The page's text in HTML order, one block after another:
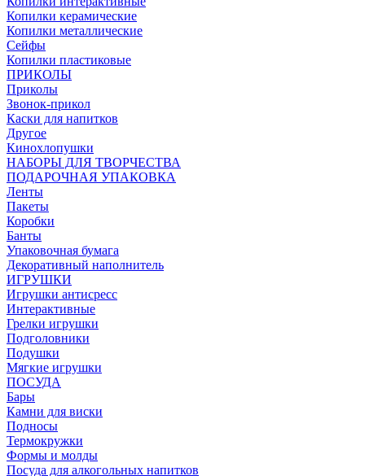
Копилки керамические
Копилки металлические
Сейфы
Копилки пластиковые
ПРИКОЛЫ
Приколы
Звонок-прикол
Каски для напитков
Другое
Кинохлопушки
НАБОРЫ ДЛЯ ТВОРЧЕСТВА
ПОДАРОЧНАЯ УПАКОВКА
Ленты
Пакеты
Коробки
Банты
Упаковочная бумага
Декоративный наполнитель
ИГРУШКИ
Игрушки антисресс
Интерактивные
Грелки игрушки
Подголовники
Подушки
Мягкие игрушки
ПОСУДА
Бары
Камни для виски
Подносы
Термокружки
Формы и молды
Посуда для алкогольных напитков